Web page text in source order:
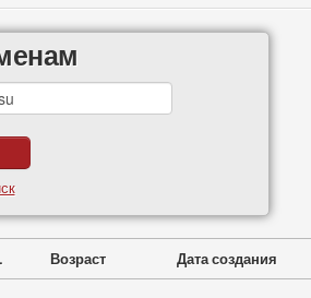
Возраст Дата создания